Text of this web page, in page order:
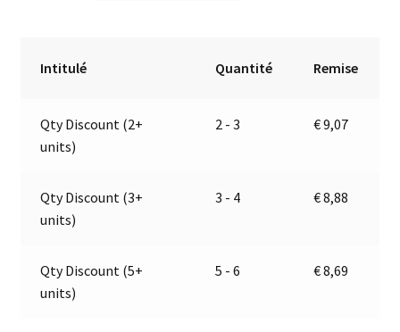
blanc
Jokon
Intitulé Quantité Remise
Qty Discount (2+
units)
2 - 3 €9,07
Qty Discount (3+
units)
3 - 4 €8,88
Qty Discount (5+
units)
5 - 6 €8,69